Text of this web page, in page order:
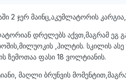
2 ჯერ მაინც,აკუმლატორის
დრელებს აქვთ,მაგრამ ეგ
,ჰილტის. სკილის ასე
ზემოთაა ფასი 18 ვოლტიანის.
მაღლი ბრუნვის